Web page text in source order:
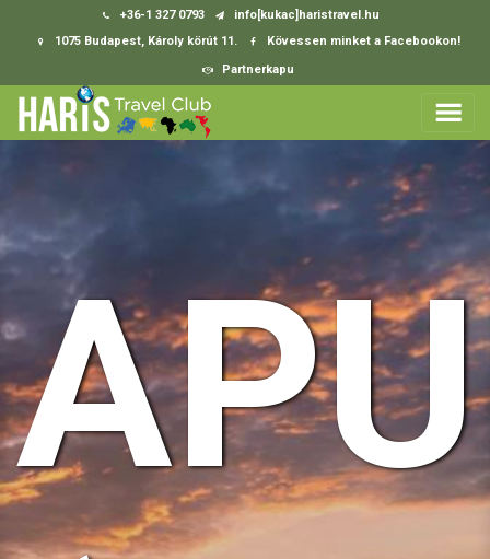
+36-1 327 0793
info[kukac]haristravel.hu
1075 Budapest, Károly körút 11.
Kövessen minket a Facebookon!
Partnerkapu